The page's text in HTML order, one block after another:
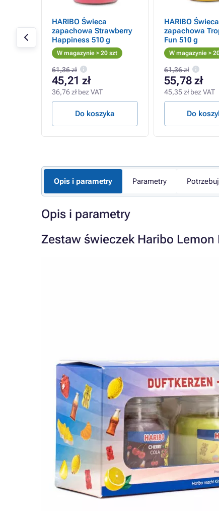
HARIBO Świeca
zapachowa Strawberry
Happiness 510 g
W magazynie > 20 szt
61,36 zł
45,21 zł
36,76 zł bez VAT
Do koszyka
HARIBO Świeca
zapachowa
Fun 510 g
W magazynie >
61,36 zł
55,78 zł
45,35 zł bez VAT
Do
Opis i parametry Parametry
Opis i parametry
Zestaw świeczek Haribo